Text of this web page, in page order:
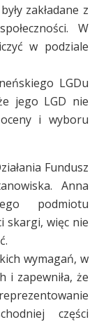
zakładane z
W
w podziale
LGDu
jego LGD nie
i wyboru
Fundusz
Anna
podmiotu
skargi, więc nie
wymagań, w
i zapewniła, że
części